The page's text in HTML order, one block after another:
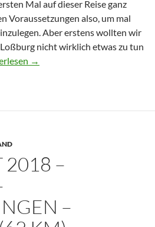
Mal auf dieser Reise ganz
Voraussetzungen also, um mal
Aber erstens wollten wir
nicht wirklich etwas zu tun
→
2018 –
–